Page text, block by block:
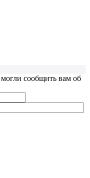
сообщить вам об